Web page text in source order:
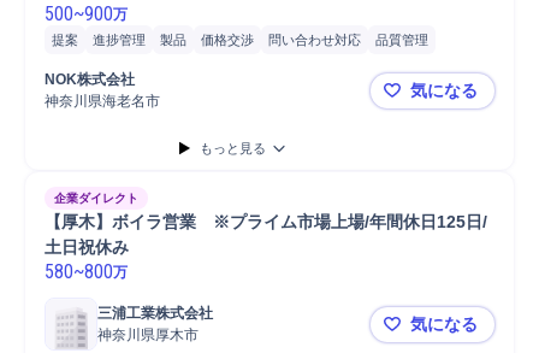
500~900万
提案 進捗管理 製品 価格交渉 問い合わせ対応
品質管理
ヒアリング
NOK株式会社
神奈川県海老名市
拡販・営業
気になる
もっと見る
企業ダイレクト
【厚木】ボイラ営業　※プライム市場上場/年間休日125日/
土日祝休み
580~800万
三浦工業株式会社
神奈川県厚木市
【厚木】ボ
気になる